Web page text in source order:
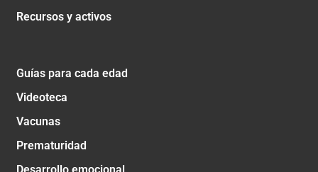
Recursos y activos
Guías para cada edad
Videoteca
Vacunas
Prematuridad